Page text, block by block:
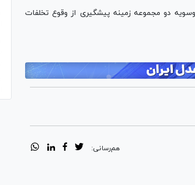
دو مجموعه زمینه پیشگیری از وقوع تخلفات
هم‌رسانی: